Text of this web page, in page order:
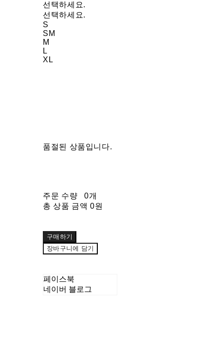
선택하세요.
선택하세요.
S
SM
M
L
XL
품절된 상품입니다.
주문 수량
0개
총 상품 금액 0원
구매하기
장바구니에 담기
페이스북
네이버 블로그